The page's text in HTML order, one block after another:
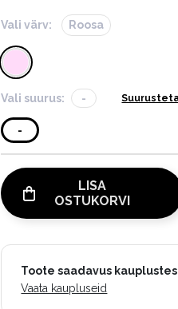
Vali värv: Roosa
Vali suurus: -
-
LISA
OSTUKORVI
Toote saadavus kauplustes
Vaata kaupluseid